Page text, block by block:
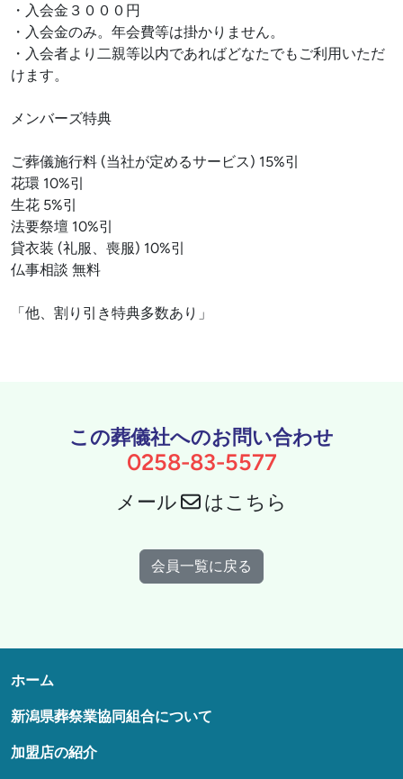
・入会金３０００円
・入会金のみ。年会費等は掛かりません。
・入会者より二親等以内であればどなたでもご利用いただ
けます。
メンバーズ特典
ご葬儀施行料 (当社が定めるサービス) 15%引
花環 10%引
生花 5%引
法要祭壇 10%引
貸衣装 (礼服、喪服) 10%引
仏事相談 無料
「他、割り引き特典多数あり」
この葬儀社へのお問い合わせ
0258-83-5577
メール はこちら
会員一覧に戻る
ホーム
新潟県葬祭業協同組合について
加盟店の紹介